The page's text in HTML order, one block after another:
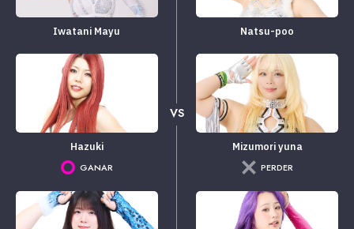
Iwatani Mayu
Hazuki
GANAR
VS
Natsu-poo
Mizumori yuna
PERDER